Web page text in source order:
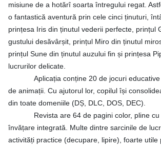
misiune de a hotărî soarta întregului regat.
o fantastică aventură prin cele cinci ținuturi,
prințesa Iris din ținutul vederii perfecte, prințul
gustului desăvârșit, prințul Miro din ținutul
prințul Sune din ținutul auzului fin și prințesa
lucrurilor delicate.
Aplicația conține 20 de jocuri
de animații. Cu ajutorul lor, copilul își
din toate domeniile (DȘ, DLC, DOS, DEC).
Revista are 64 de pagini color, pline
învățare integrată. Multe dintre sarcinile de
activități practice (decupare, lipire), foarte utile